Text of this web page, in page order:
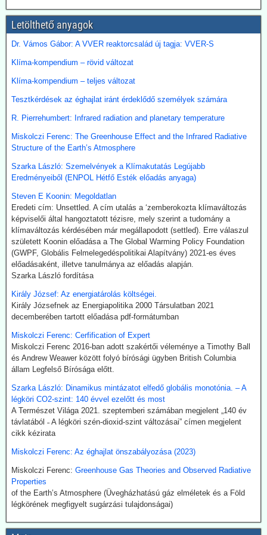
A japán Gazdasági, Kereskedelmi és Ipari Minisztérium (METI)
képviselői kijelentették, hogy a széntermelés bővítése azonnali
megoldást jelent a földgáz-megtakarításra. Mivel Japán a Hormuz
szoroson keresztül kapta olaj és földgázszállítmányait, a
történelemben először vásárolt közvetlenül az USA-ból kőolajat.
Emellett megnöveli saját kitermelését, és kacsingat az orosz
beszállításokra is.
2026.07.22. Finance.yahoo: Kerozin a hulladék
étolajból és egyéb alternatív forrásokból - India a
startvonalon
A növényi olaj- és állati zsírhulladékból nemcsak autóüzemanyagot
Sustainable Aviation Fuel (fenntartható kerozin, SAF). Előállítása
ma 2-5-ször drágább, mint a hagyományos keroziné, de
klímavédelmi okok miatt a légitársaságok érdeklődnek az
üzemanyag iránt.
India új utat céloz meg az előállításnál. A mezőgazdasági
hulladékokból (magas CO-tartalmú) szintézisgázt lehet gyártani,
amit a Fischer-Tropsch eljárás szerint hidrogénnel reagáltatva
folyékony szénhidrogén-keveréket, azaz benzint kapunk. A folyamat
megfelelő irányításánál a végtermék kerozin. A hidrogént -
legalábbis indiai források szerint elektrolízissel kívánják előállítani.
Problémánk avval van, ha a zöldenergiagyártás súlyos állami, értsd
adófizetői szubvenciókból akar megélni - az idők végezetéig.
2026.07.21. Uncut-News: Ki hozta a köztudatba a
klíma-lezárásokat a kovid-lezárások mintájára?
Google és az egyéb MI által támogatott keresők szerint a
klímavészhelyzet miatti lezárások csupáncsak összeesküvés-
WHO megbízásából dolgozó közgazdász alkotta meg 2020
októberében. A támogatók között ott volt a Soros-alapítvány és a
világ legnagyobb vállalatait összefogó World Business Council for
Sustainable Development. Az illető szerint a klímavészhelyzet
miatti lezárások a vörös hús fogyasztásának tilalmát, a személyes
járműhasználat korlátozását, a fosszilis tüzelőanyagok
intézkedéseket jelentenének.
Hogy erre (egyelőre legalább is) nem került sor, az az ún.
összeesküvés-elmélet terjesztőknek, azaz az információk
kompromisszum nélkül terjesztőinek köszönhető.
2026.07.21. The Sociable: Nemzetközi támogatás
Letölthető anyagok
Dr. Vámos Gábor: A VVER reaktorcsalád új tagja: VVER-S
Klíma-kompendium – rövid változat
Klíma-kompendium – teljes változat
Tesztkérdések az éghajlat iránt érdeklődő személyek számára
R. Pierrehumbert: Infrared radiation and planetary temperature
Miskolczi Ferenc: The Greenhouse Effect and the Infrared Radiative
Structure of the Earth’s Atmosphere
Szarka László: Szemelvények a Klímakutatás Legújabb
Eredményeiből (ENPOL Hétfő Esték előadás anyaga)
Steven E Koonin: Megoldatlan
Eredeti cím: Unsettled. A cím utalás a ‘zemberokozta klímaváltozás
képviselői által hangoztatott tézisre, mely szerint a tudomány a
klímaváltozás kérdésében már megállapodott (settled). Erre válaszul
született Koonin előadása a The Global Warming Policy Foundation
(GWPF, Globális Felmelegedéspolitikai Alapítvány) 2021-es éves
előadásaként, illetve tanulmánya az előadás alapján.
Szarka László fordítása
Király József: Az energiatárolás költségei.
Király Józsefnek az Energiapolitika 2000 Társulatban 2021
decemberében tartott előadása pdf-formátumban
Miskolczi Ferenc: Cerfification of Expert
Miskolczi Ferenc 2016-ban adott szakértői véleménye a Timothy Ball
és Andrew Weawer között folyó bírósági ügyben British Columbia
állam Legfelső Bírósága előtt.
Szarka László: Dinamikus mintázatot elfedő globális monotónia. – A
légköri CO2-szint: 140 évvel ezelőtt és most
A Természet Világa 2021. szeptemberi számában megjelent „140 év
távlatából ˗ A légköri szén-dioxid-szint változásai” címen megjelent
cikk kézirata
Miskolczi Ferenc: Az éghajlat önszabályozása (2023)
Miskolczi Ferenc: Greenhouse Gas Theories and Observed Radiative
Properties
of the Earth’s Atmosphere (Üvegházhatású gáz elméletek és a Föld
légkörének megfigyelt sugárzási tulajdonságai)